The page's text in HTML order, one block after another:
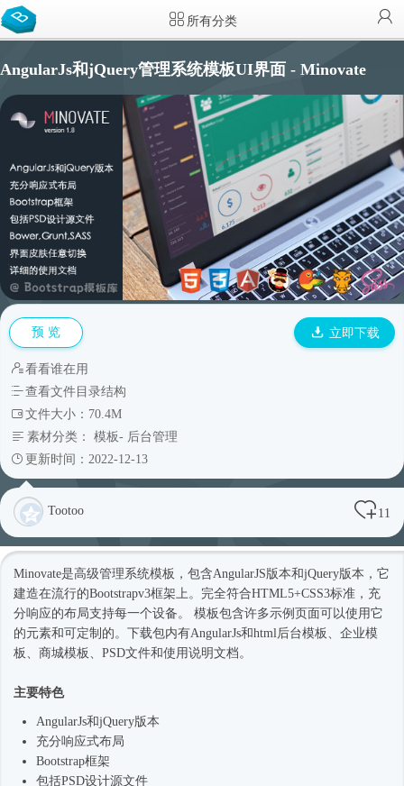
所有分类
AngularJs和jQuery管理系统模板UI界面 - Minovate
预 览 立即下载
看看谁在用
查看文件目录结构
文件大小：70.4M
素材分类： 模板- 后台管理
更新时间：2022-12-13
Tootoo 11
Minovate是高级管理系统模板，包含AngularJS版本和jQuery版本，它
建造在流行的Bootstrapv3框架上。完全符合HTML5+CSS3标准，充
分响应的布局支持每一个设备。 模板包含许多示例页面可以使用它
的元素和可定制的。下载包内有AngularJs和html 后台模板 、企业模
板
、商城模板、PSD文件和使用说明文档。
主要特色
AngularJs和jQuery版本
充分响应式布局
Bootstrap框架
包括PSD设计源文件